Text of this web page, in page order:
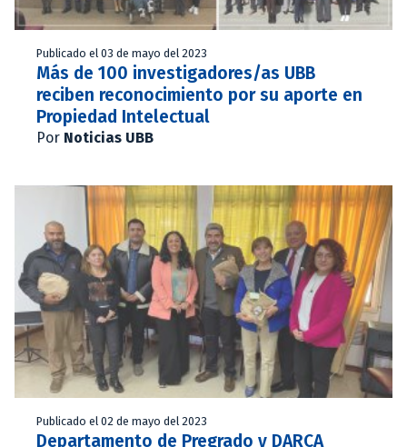
Publicado el 03 de mayo del 2023
Más de 100 investigadores/as UBB
reciben reconocimiento por su aporte en
Propiedad Intelectual
Por Noticias UBB
Publicado el 02 de mayo del 2023
Departamento de Pregrado y DARCA